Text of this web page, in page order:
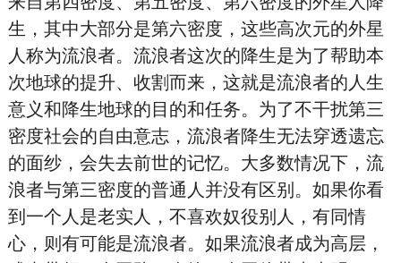
生，其中大部分是第六密度，这些高次元的外星
人称为流浪者。流浪者这次的降生是为了帮助本
次地球的提升、收割而来，这就是流浪者的人生
意义和降生地球的目的和任务。为了不干扰第三
密度社会的自由意志，流浪者降生无法穿透遗忘
的面纱，会失去前世的记忆。大多数情况下，流
浪者与第三密度的普通人并没有区别。如果你看
到一个人是老实人，不喜欢奴役别人，有同情
心，则有可能是流浪者。如果流浪者成为高层，